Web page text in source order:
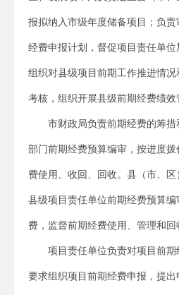
报拟纳入市级年度储备项目；负
经费申报计划，督促项目责任单位
组织对县级项目前期工作推进情
考核，组织开展县级前期经费绩效
市财政局负责前期经费的筹
部门前期经费预算编审，按进度
费使用、收回、回收。县（市、
县级项目责任单位前期经费预算
费，监督前期经费使用、管理和回
项目责任单位负责对项目前
要求组织项目前期经费申报，提